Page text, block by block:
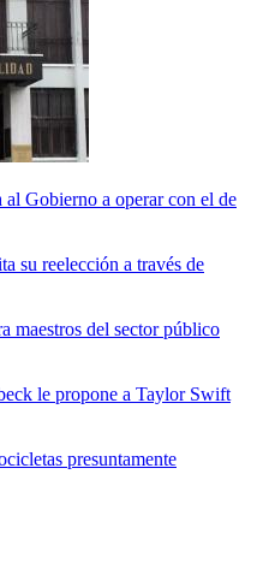
Gobierno a operar con el de
su reelección a través de
maestros del sector público
le propone a Taylor Swift
presuntamente